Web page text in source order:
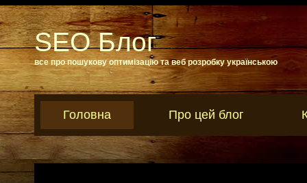
SEO Блог
все про пошукову оптимізацію та веб розробку українською
Головна Про цей блог